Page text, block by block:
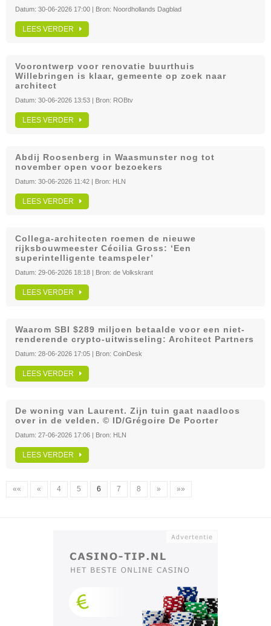
Datum: 30-06-2026 17:00 | Bron: Noordhollands Dagblad
LEES VERDER
Voorontwerp voor renovatie buurthuis
Willebringen is klaar, gemeente op zoek naar
architect
Datum: 30-06-2026 13:53 | Bron: ROBtv
LEES VERDER
Abdij Roosenberg in Waasmunster nog tot
november open voor bezoekers
Datum: 30-06-2026 11:42 | Bron: HLN
LEES VERDER
Collega-architecten roemen de nieuwe
rijksbouwmeester Cécilia Gross: ‘Een
superintelligente teamspeler’
Datum: 29-06-2026 18:18 | Bron: de Volkskrant
LEES VERDER
Waarom SBI $289 miljoen betaalde voor een niet-
renderende crypto-uitwisseling: Architect Partners
Datum: 28-06-2026 17:05 | Bron: CoinDesk
LEES VERDER
De woning van Laurent. Zijn tuin gaat naadloos
over in de velden. © ID/Grégoire De Poorter
Datum: 27-06-2026 17:06 | Bron: HLN
LEES VERDER
«« « 4 5 6 7 8 » »»